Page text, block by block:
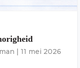
| 11 mei 2026